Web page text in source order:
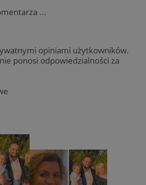
...
opiniami użytkowników.
ponosi odpowiedzialności za